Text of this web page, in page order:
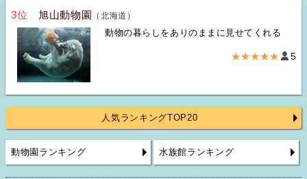
3位 旭山動物園 （北海道）
動物の暮らしをありのままに見せてくれる
★★★★★ 5
人気ランキングTOP20
動物園ランキング 水族館ランキング